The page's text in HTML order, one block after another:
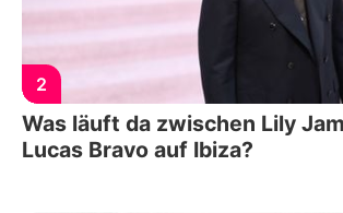
2
Was läuft da zwischen Lily
Lucas Bravo auf Ibiza?